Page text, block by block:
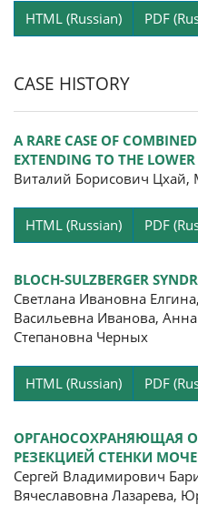
HTML (Russian) PDF
CASE HISTORY
A RARE CASE OF
EXTENDING TO THE
Виталий Борисович
HTML (Russian) PDF
BLOCH-SULZBERGER
Светлана Ивановна
Васильевна Иванова,
Степановна Черных
HTML (Russian) PDF
ОРГАНОСОХРАНЯЮЩАЯ
РЕЗЕКЦИЕЙ СТЕНКИ
Сергей Владимирович
Вячеславовна Лазарева,